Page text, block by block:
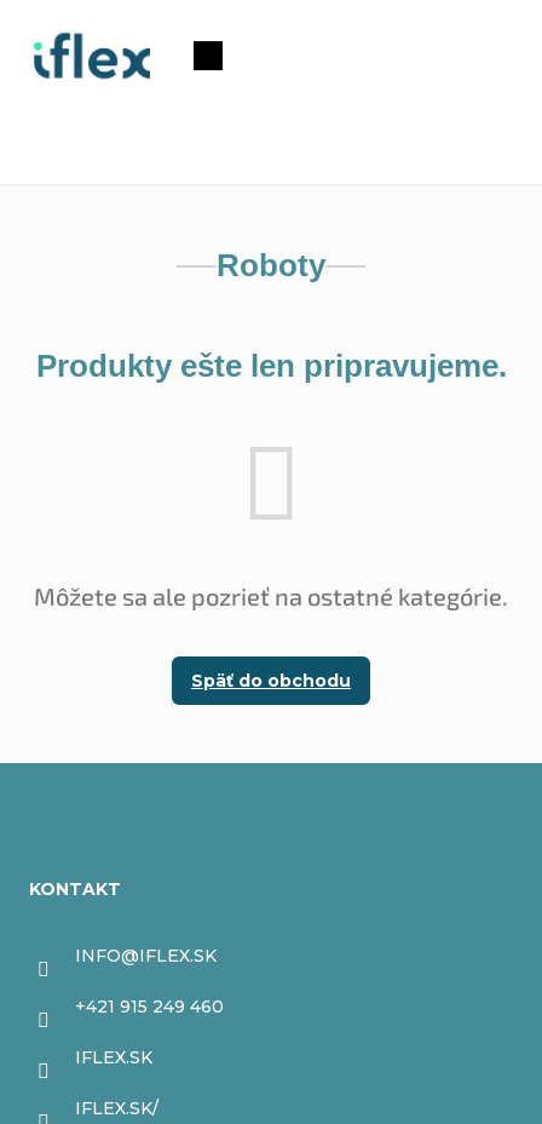
obsah
Nákupný
Roboty
Produkty ešte len pripravujeme.
Môžete sa ale pozrieť na ostatné kategórie.
Späť do obchodu
KONTAKT
INFO@IFLEX.SK
+421 915 249 460
IFLEX.SK
IFLEX.SK/